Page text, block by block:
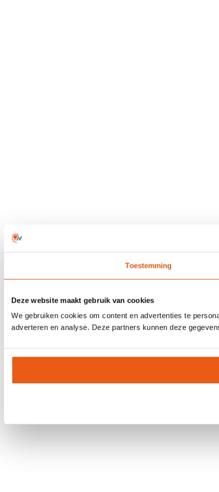
Toestemming
Deze website maakt gebruik van cookies
We gebruiken cookies om content en advertenties te
adverteren en analyse. Deze partners kunnen deze